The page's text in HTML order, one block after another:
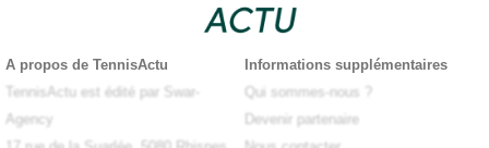
A propos de TennisActu
TennisActu est édité par Swar-
Agency
Informations supplémentaires
Qui sommes-nous ?
Devenir partenaire